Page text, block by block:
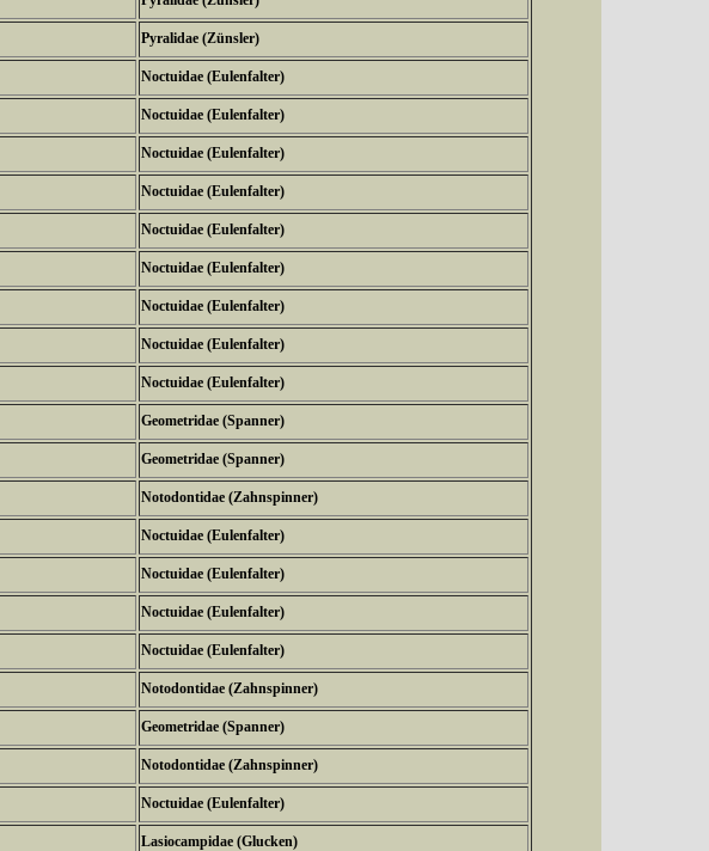
Pyralidae (Zünsler)
Noctuidae (Eulenfalter)
Noctuidae (Eulenfalter)
Noctuidae (Eulenfalter)
Noctuidae (Eulenfalter)
Noctuidae (Eulenfalter)
Noctuidae (Eulenfalter)
Noctuidae (Eulenfalter)
Noctuidae (Eulenfalter)
Noctuidae (Eulenfalter)
Geometridae (Spanner)
Geometridae (Spanner)
Notodontidae (Zahnspinner)
Noctuidae (Eulenfalter)
Noctuidae (Eulenfalter)
Noctuidae (Eulenfalter)
Noctuidae (Eulenfalter)
Notodontidae (Zahnspinner)
Geometridae (Spanner)
Notodontidae (Zahnspinner)
Noctuidae (Eulenfalter)
Lasiocampidae (Glucken)